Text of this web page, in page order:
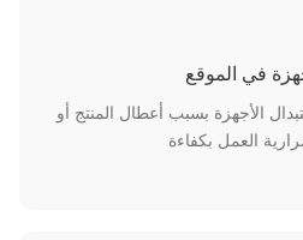
في الموقع
الأجهزة بسبب أعطال المنتج أو
العمل بكفاءة